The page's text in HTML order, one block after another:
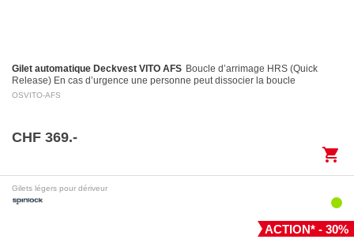
Gilet automatique Deckvest VITO AFS Boucle d’arrimage HRS (Quick
Release) En cas d’urgence une personne peut dissocier la boucle
d’arrimage en tirant sur la poignée d’activation…
OSVITO-AFS
CHF 369.-
shopping_cart
Gilets légers pour dériveur
ACTION* - 30%